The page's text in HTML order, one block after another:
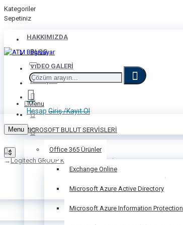
Kategoriler
Sepetiniz
HAKKIMIZDA
BLOG
VIDEO GALERI
İLETIŞIM
$
Hesap Giriş /Kayıt Ol
Menu
MICROSOFT BULUT SERVİSLERİ
Office 365 Ürünler
Exchange Online
Microsoft Azure Active Directory
Microsoft Azure Information Protection
Menu
Logitech GROUP Konferans Sistemi